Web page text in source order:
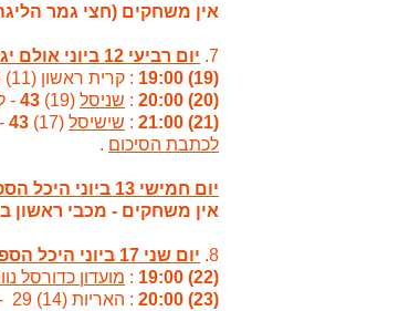
אין משחקים (חצי גמר
7. יום רביעי 12 ביוני אולם יגאל אלון ראשון לציון
(19) 19:00
: קרית ראשון (11) 26 -
(20) 20:00
: שניסל (19)
43
-
(21) 21:00
: שישיסל (17)
43
לכתבת הסיכום .
יום חמישי 13 ביוני היכל הספורט גן נחום ראשל"צ
אין משחקים - מכבי ראשון
8. יום שני 17 ביוני היכל הספורט גן נחום ראשל"צ
(22) 19:00
: מועדון כדורסל
(23) 20:00
: האריות (14) 29 -